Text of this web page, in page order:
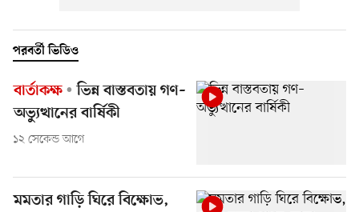
পরবর্তী ভিডিও
বার্তাকক্ষ
ভিন্ন বাস্তবতায় গণ–
অভ্যুত্থানের বার্ষিকী
১২ সেকেন্ড আগে
মমতার গাড়ি ঘিরে বিক্ষোভ,